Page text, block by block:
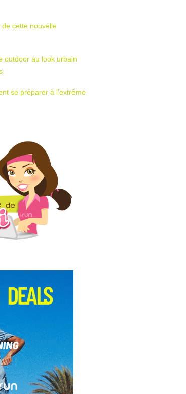
cette nouvelle
outdoor au look urbain
se préparer à l’extrême